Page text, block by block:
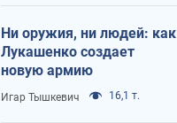
Ни оружия, ни людей: как
Лукашенко создает
новую армию
Игар Тышкевич 16,1 т.